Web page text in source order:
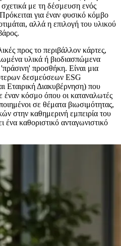
με τη δέσμευση ενός
για έναν φυσικό κόμβο
αλλά η επιλογή του υλικού
προς το περιβάλλον κάρτες,
υλικά ή βιοδιασπώμενα
προσθήκη. Είναι μια
δεσμεύσεων ESG
Εταιρική Διακυβέρνηση) που
έναν κόσμο όπου οι καταναλωτές
σε θέματα βιωσιμότητας,
στην καθημερινή εμπειρία του
ένα καθοριστικό ανταγωνιστικό